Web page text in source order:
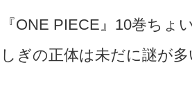
『ONE PIECE』10巻ち
しぎの正体は未だに謎が多